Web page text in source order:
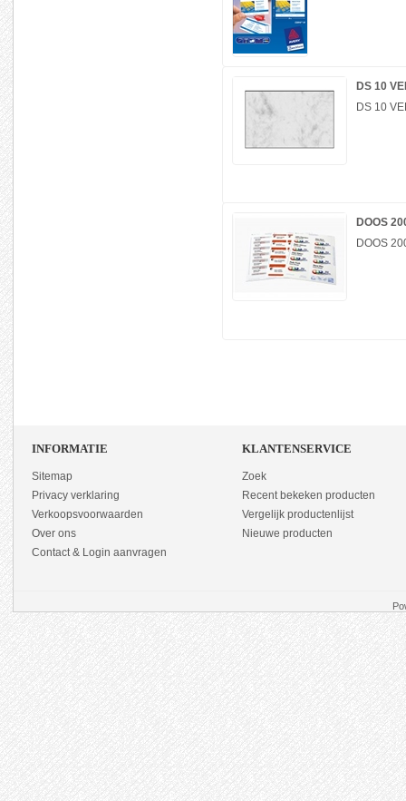
DS 10
DS 10
DOOS
DOOS
INFORMATIE
Sitemap
Privacy verklaring
Verkoopsvoorwaarden
Over ons
Contact & Login aanvragen
KLANTENSERVICE
Zoek
Recent bekeken producten
Vergelijk productenlijst
Nieuwe producten